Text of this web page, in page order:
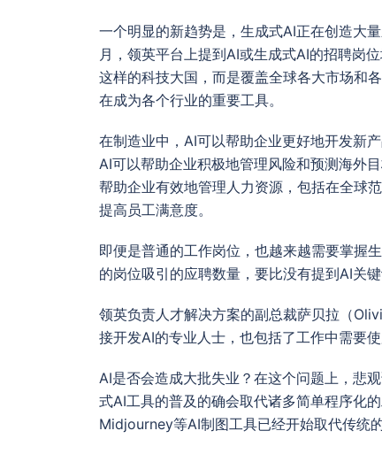
一个明显的新趋势是，生成式AI正在创造大
月，领英平台上提到AI或生成式AI的招聘岗
这样的科技大国，而是覆盖全球各大市场和
在成为各个行业的重要工具。
在制造业中，AI可以帮助企业更好地开发新
AI可以帮助企业积极地管理风险和预测海外
帮助企业有效地管理人力资源，包括在全球
提高员工满意度。
即便是普通的工作岗位，也越来越需要掌握
的岗位吸引的应聘数量，要比没有提到AI关键
领英负责人才解决方案的副总裁萨贝拉（
接开发AI的专业人士，也包括了工作中需要
AI是否会造成大批失业？在这个问题上，悲
式AI工具的普及的确会取代诸多简单程序化
Midjourney等AI制图工具已经开始取代传统